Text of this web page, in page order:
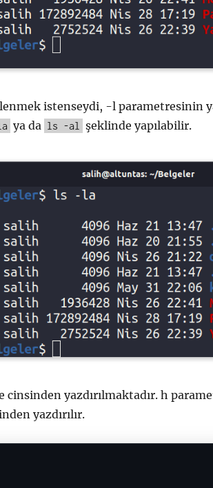
istenseydi, -l parametresinin
ya da ls -al şeklinde yapılabilir.
cinsinden yazdırılmaktadır. h
yazdırılır.